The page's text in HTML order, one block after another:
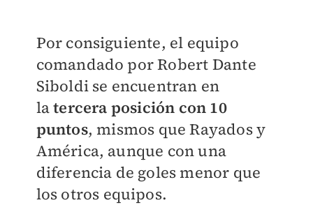
Por consiguiente, el equipo
comandado por Robert Dante
Siboldi se encuentran en
latercera posición con 10
puntos, mismos que Rayados y
América, aunque con una
diferencia de goles menor que
los otros equipos.